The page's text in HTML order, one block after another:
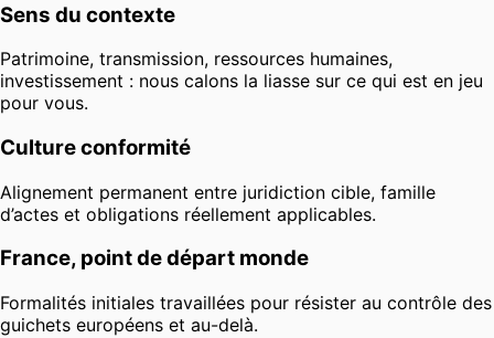
Sens du contexte
Patrimoine, transmission, ressources humaines,
investissement : nous calons la liasse sur ce qui est en jeu
pour vous.
Culture conformité
Alignement permanent entre juridiction cible, famille
d’actes et obligations réellement applicables.
France, point de départ monde
Formalités initiales travaillées pour résister au contrôle des
guichets européens et au-delà.